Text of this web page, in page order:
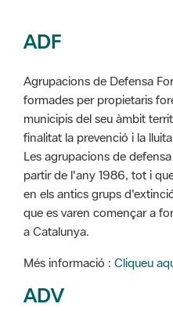
ADF
Agrupacions de Defensa
formades per propietaris
municipis del seu àmbit
finalitat la prevenció i la
Les agrupacions de
partir de l'any 1986, tot i
en els antics grups
que es varen començar a
a Catalunya.
Més informació : Cliqueu
ADV